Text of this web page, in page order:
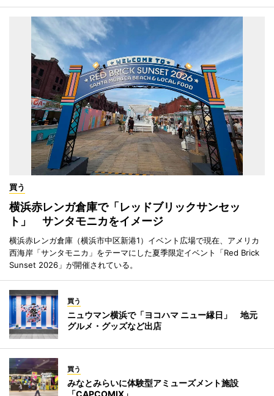
買う
横浜赤レンガ倉庫で「レッドブリックサンセッ
ト」 サンタモニカをイメージ
横浜赤レンガ倉庫（横浜市中区新港1）イベント広場で現在、アメリカ
西海岸「サンタモニカ」をテーマにした夏季限定イベント「Red Brick
Sunset 2026」が開催されている。
買う
ニュウマン横浜で「ヨコハマ ニュー縁日」 地元
グルメ・グッズなど出店
買う
みなとみらいに体験型アミューズメント施設
「CAPCOMIX」